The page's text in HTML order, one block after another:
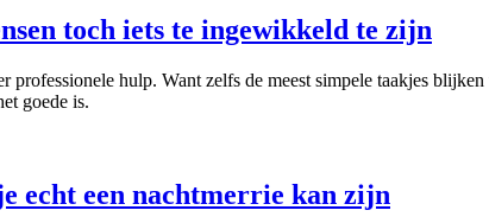
toch iets te ingewikkeld te zijn
hulp. Want zelfs de meest simpele taakjes
goede is.
echt een nachtmerrie kan zijn